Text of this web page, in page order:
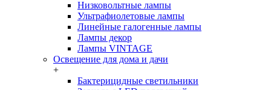
Низковольтные лампы
Ультрафиолетовые лампы
Линейные галогенные лампы
Лампы декор
Лампы VINTAGE
Освещение для дома и дачи
+
Бактерицидные светильники